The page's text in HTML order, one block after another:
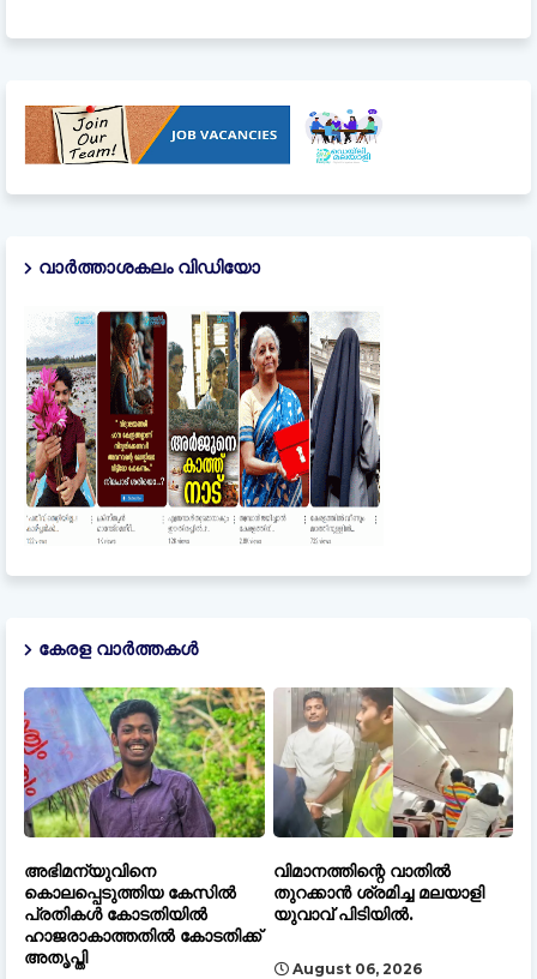
വാർത്താശകലം വിഡിയോ
കേരള വാർത്തകൾ
അഭിമന്യുവിനെ
കൊലപ്പെടുത്തിയ കേസിൽ
പ്രതികൾ കോടതിയിൽ
ഹാജരാകാത്തതിൽ കോടതിക്ക്
അതൃപ്തി
വിമാനത്തിന്റെ വാതിൽ
തുറക്കാൻ ശ്രമിച്ച മലയാളി
യുവാവ് പിടിയിൽ.
August 06, 2026